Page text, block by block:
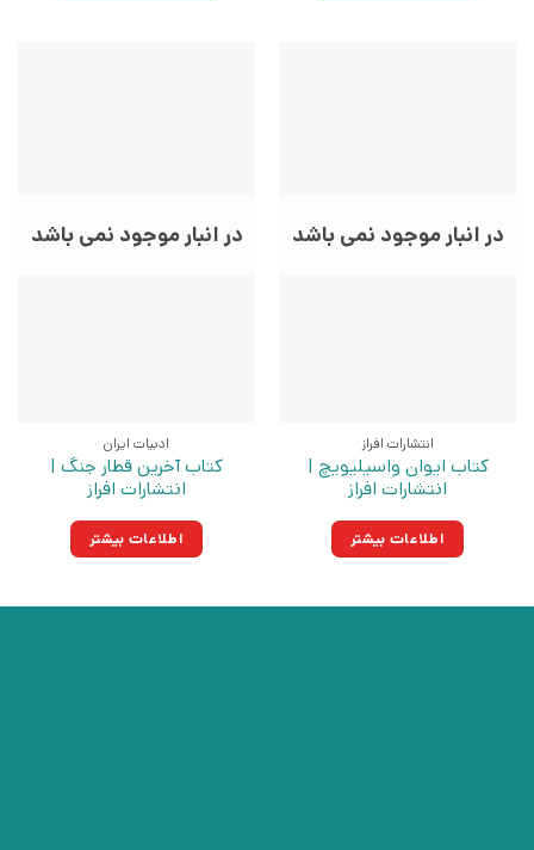
در انبار موجود نمی باشد
انتشارات افراز
کتاب ایوان واسیلیویچ |
انتشارات افراز
اطلاعات بیشتر
در انبار موجود نمی باشد
ادبیات ایران
کتاب آخرین قطار جنگ |
انتشارات افراز
اطلاعات بیشتر